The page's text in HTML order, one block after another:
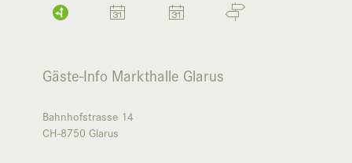
Gäste-Info Markthalle Glarus
Bahnhofstrasse 14
CH-8750 Glarus